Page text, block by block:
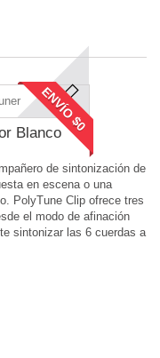
ENVÍO $0
Blanco
de sintonización de
en escena o una
PolyTune Clip ofrece tres
el modo de afinación
sintonizar las 6 cuerdas a